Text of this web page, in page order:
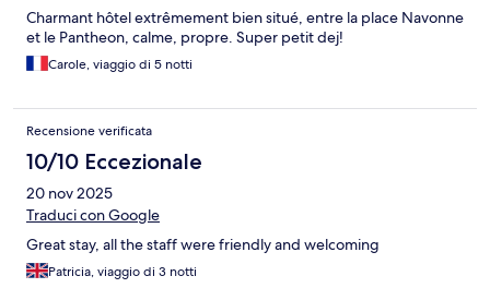
Charmant hôtel extrêmement bien situé, entre la place Navonne
et le Pantheon, calme, propre. Super petit dej!
Carole, viaggio di 5 notti
Recensione verificata
10/10 Eccezionale
20 nov 2025
Traduci con Google
Great stay, all the staff were friendly and welcoming
Patricia, viaggio di 3 notti